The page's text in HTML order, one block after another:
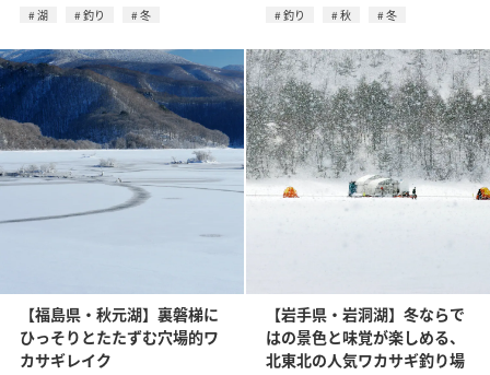
湖
釣り 冬
釣り
秋 冬
【福島県・秋元湖】裏磐梯に
ひっそりとたたずむ穴場的ワ
カサギレイク
【岩手県・岩洞湖】冬ならで
はの景色と味覚が楽しめる、
北東北の人気ワカサギ釣り場